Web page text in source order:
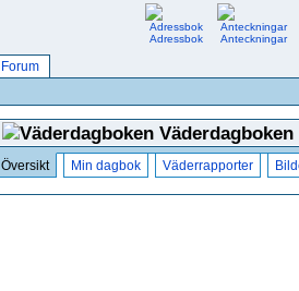
Adressbok
Anteckningar
Forum
Väderdagboken
Översikt Min dagbok Väderrapporter